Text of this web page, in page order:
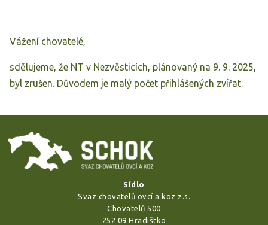
Vážení chovatelé,
sdělujeme, že NT v Nezvěsticích, plánovaný na 9. 9. 2025,
byl zrušen. Důvodem je malý počet přihlášených zvířat.
Sídlo
Svaz chovatelů ovcí a koz z.s.
Chovatelů 500
252 09 Hradištko